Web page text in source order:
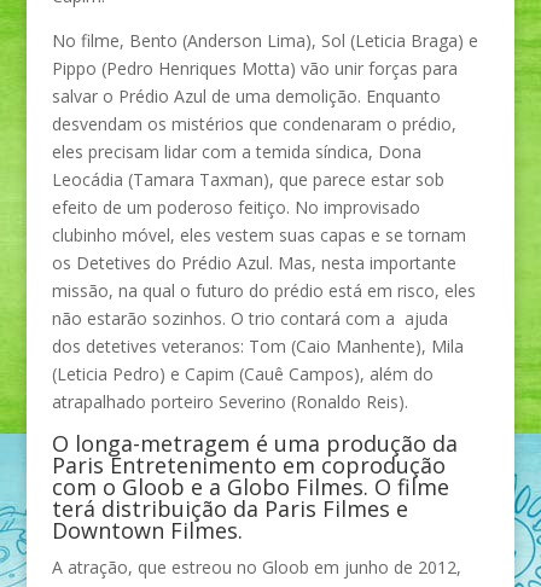
No filme, Bento (Anderson Lima), Sol (Leticia Braga) e
Pippo (Pedro Henriques Motta) vão unir forças para
salvar o Prédio Azul de uma demolição. Enquanto
desvendam os mistérios que condenaram o prédio,
eles precisam lidar com a temida síndica, Dona
Leocádia (Tamara Taxman), que parece estar sob
efeito de um poderoso feitiço. No improvisado
clubinho móvel, eles vestem suas capas e se tornam
os Detetives do Prédio Azul. Mas, nesta importante
missão, na qual o futuro do prédio está em risco, eles
não estarão sozinhos. O trio contará com a ajuda
dos detetives veteranos: Tom (Caio Manhente), Mila
(Leticia Pedro) e Capim (Cauê Campos), além do
atrapalhado porteiro Severino (Ronaldo Reis).
O longa-metragem é uma produção da
Paris Entretenimento em coprodução
com o Gloob e a Globo Filmes. O filme
terá distribuição da Paris Filmes e
Downtown Filmes.
A atração, que estreou no Gloob em junho de 2012,